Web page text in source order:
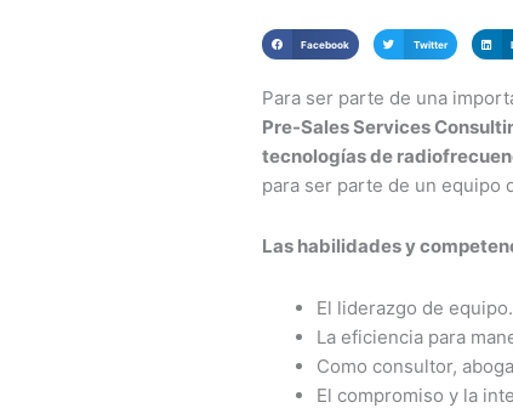
Facebook Twitter
Para ser parte de una
Pre-Sales Services
tecnologías de
para ser parte de un equipo
Las habilidades y
El liderazgo de equipo.
La eficiencia para
Como consultor,
El compromiso y la